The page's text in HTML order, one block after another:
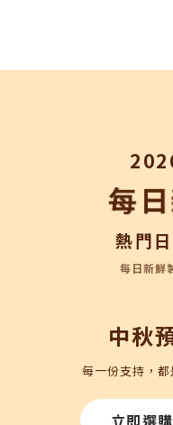
每
熱門
每日新鮮
中秋
每一份支持，都
立即選